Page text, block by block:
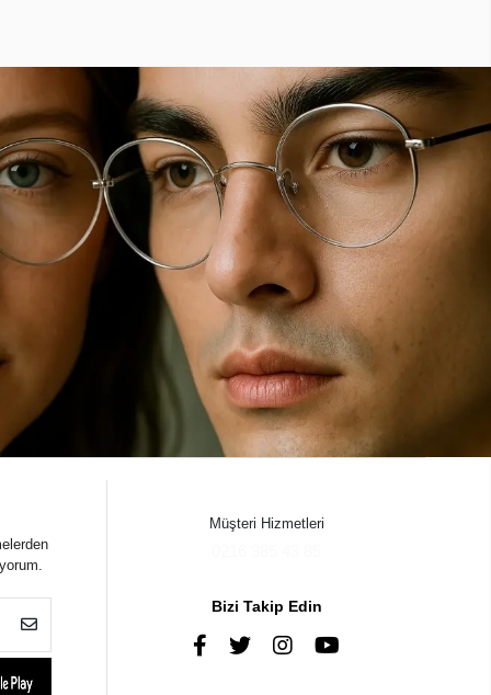
Müşteri Hizmetleri
Bizi Takip Edin